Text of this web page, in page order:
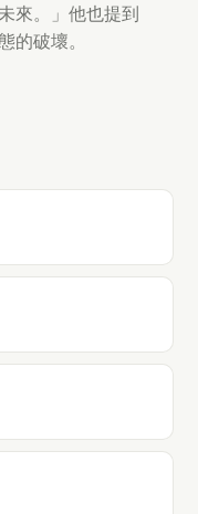
來。」他也提到
的破壞。